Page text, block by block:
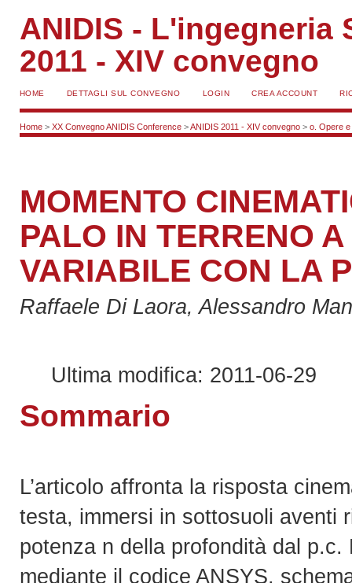
ANIDIS - L'ingegneria
2011 - XIV convegno
HOME DETTAGLI SUL CONVEGNO LOGIN CREA ACCOUNT
Home> XX Convegno ANIDIS Conference>ANIDIS 2011 - XIV convegno> o. Opere
MOMENTO
PALO IN TERRENO
VARIABILE CON LA
Raffaele Di Laora, Alessandro
Ultima modifica: 2011-06-29
Sommario
L’articolo affronta la risposta
testa, immersi in sottosuoli aventi
potenza n della profondità dal
mediante il codice ANSYS,